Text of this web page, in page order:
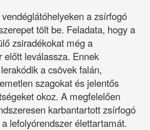
a zsírfogó
tölt be. Feladata, hogy a
zsiradékokat még a
előtt leválassza. Ennek
a csövek falán,
szagokat és jelentős
okoz. A megfelelően
karbantartott zsírfogó
lefolyórendszer élettartamát.